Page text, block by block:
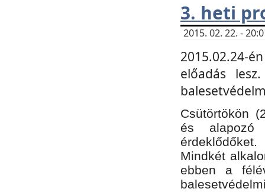
3. heti
2015. 02. 22. -
2015.02.24-
előadás
Csütörtökön
és alapozó
érdeklődőket.
Mindkét
ebben a